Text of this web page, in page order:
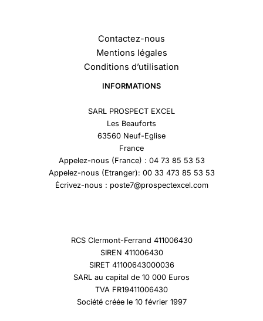
Contactez-nous
Mentions légales
Conditions d’utilisation
INFORMATIONS
SARL PROSPECT EXCEL
Les Beauforts
63560 Neuf-Eglise
France
Appelez-nous (France) : 04 73 85 53 53
Appelez-nous (Etranger): 00 33 473 85 53 53
Écrivez-nous : poste7@prospectexcel.com
RCS Clermont-Ferrand 411006430
SIREN 411006430
SIRET 41100643000036
SARL au capital de 10 000 Euros
TVA FR19411006430
Société créée le 10 février 1997